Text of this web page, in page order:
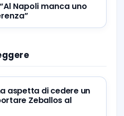
Napoli manca uno
aspetta di cedere un
Zeballos al